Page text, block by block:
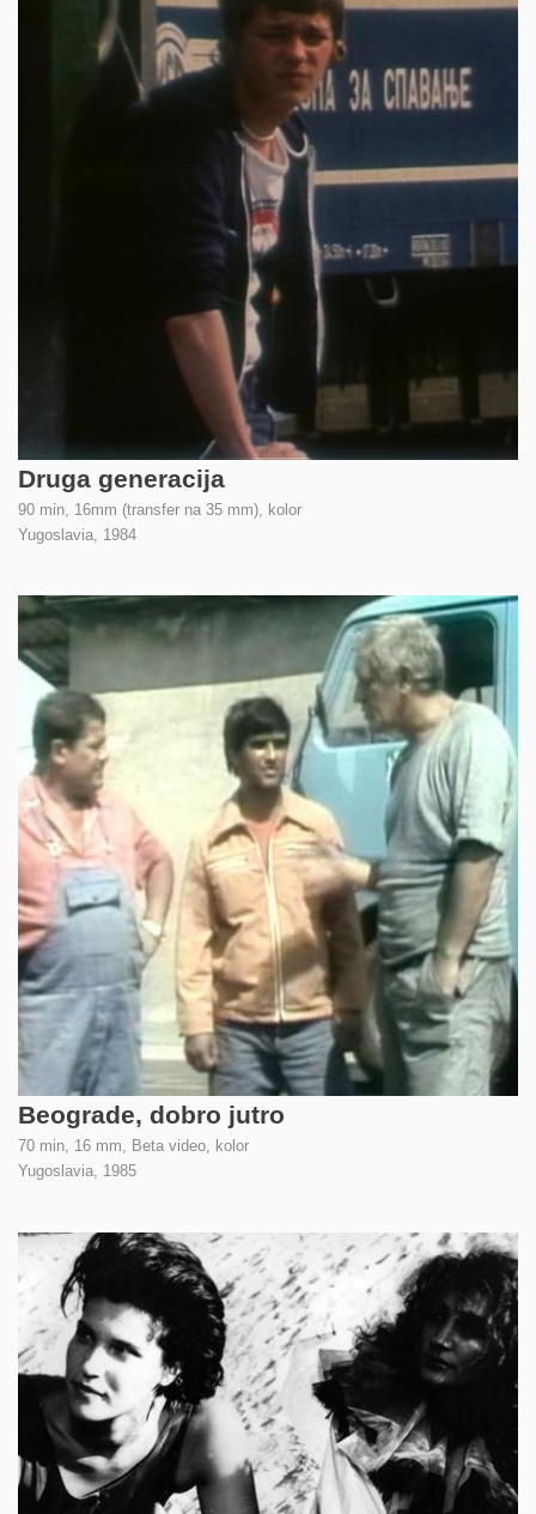
Druga generacija
90 min, 16mm (transfer na 35 mm), kolor
Yugoslavia, 1984
Beograde, dobro jutro
70 min, 16 mm, Beta video, kolor
Yugoslavia, 1985